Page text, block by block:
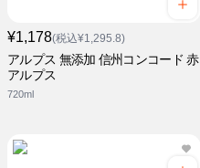
¥1,178(税込¥1,295.8)
アルプス 無添加 信州コンコード 赤
アルプス
720ml